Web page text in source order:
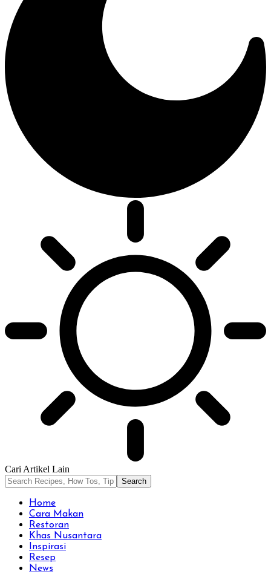
Cari Artikel Lain
Home
Cara Makan
Restoran
Khas Nusantara
Inspirasi
Resep
News